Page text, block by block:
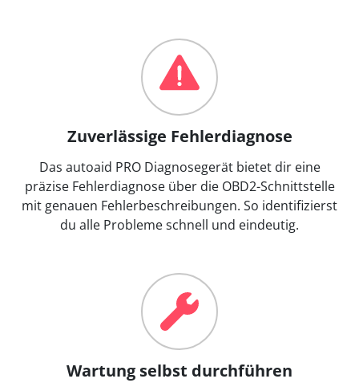
Zuverlässige Fehlerdiagnose
Das autoaid PRO Diagnosegerät bietet dir eine
präzise Fehlerdiagnose über die OBD2-Schnittstelle
mit genauen Fehlerbeschreibungen. So identifizierst
du alle Probleme schnell und eindeutig.
Wartung selbst durchführen